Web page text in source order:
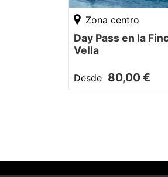
Zona centro
Day Pass en la
Vella
Desde 80,00 €